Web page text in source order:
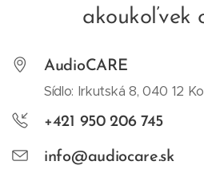
akoukoľvek
AudioCARE
Sídlo: Irkutská 8, 040 12
+421 950 206 745
info@audiocare.sk